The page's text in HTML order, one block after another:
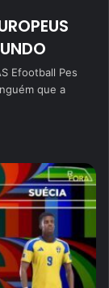
Efootball Pes
que a